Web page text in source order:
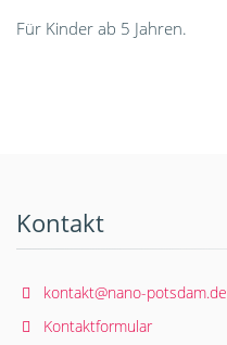
Für Kinder ab 5 Jahren.
Kontakt
kontakt@nano-potsdam.de
Kontaktformular